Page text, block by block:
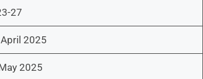
27
2025
2025